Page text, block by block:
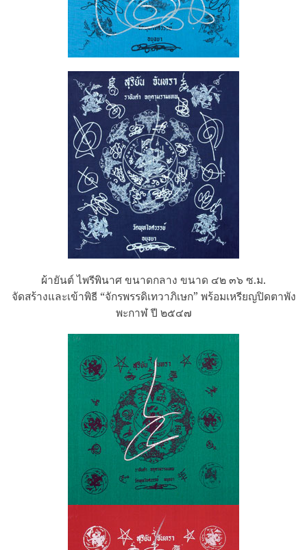
ผ้ายันต์ ไพรีพินาศ ขนาดกลาง ขนาด ๔๒ ๓๖ ซ.ม.
จัดสร้างและเข้าพิธี “จักรพรรดิเทวาภิเษก” พร้อมเหรียญปิดตาพัง
พะกาฬ ปี ๒๕๔๗